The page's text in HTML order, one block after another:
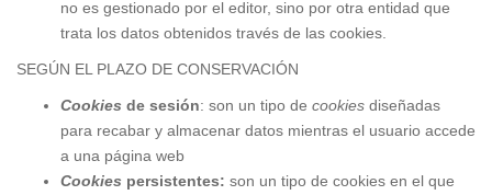
no es gestionado por el editor, sino por otra entidad que
trata los datos obtenidos través de las cookies.
SEGÚN EL PLAZO DE CONSERVACIÓN
Cookies de sesión: son un tipo de cookies diseñadas
para recabar y almacenar datos mientras el usuario accede
a una página web
Cookies persistentes: son un tipo de cookies en el que